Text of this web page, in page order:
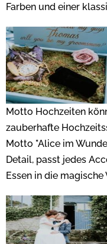
Farben und einer
Motto Hochzeiten
zauberhafte
Motto "Alice im
Detail, passt jedes
Essen in die